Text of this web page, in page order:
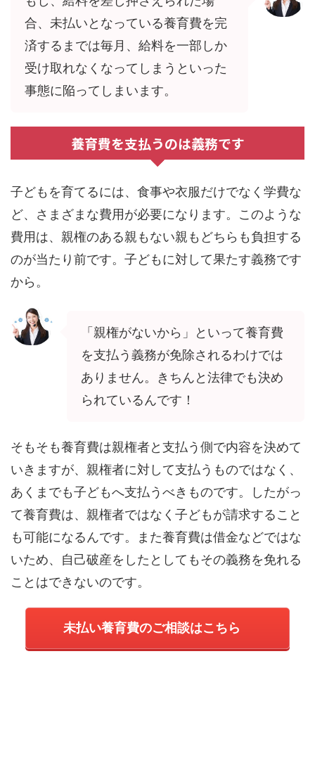
合、未払いとなっている養育費を完
済するまでは毎月、給料を一部しか
受け取れなくなってしまうといった
事態に陥ってしまいます。
養育費を支払うのは義務です
子どもを育てるには、食事や衣服だけでなく学費な
ど、さまざまな費用が必要になります。このような
費用は、親権のある親もない親もどちらも負担する
のが当たり前です。子どもに対して果たす義務です
から。
「親権がないから」といって養育費
を支払う義務が免除されるわけでは
ありません。きちんと法律でも決め
られているんです！
そもそも養育費は親権者と支払う側で内容を決めて
いきますが、 親権者に対して支払うものではなく、
あくまでも子どもへ支払うべきものです。したがっ
て養育費は、親権者ではなく子どもが請求すること
も可能になるんです。また養育費は借金などではな
いため、自己破産をしたとしてもその義務を免れる
ことはできないのです。
未払い養育費のご相談はこちら